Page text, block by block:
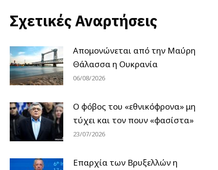
Σχετικές Αναρτήσεις
Απομονώνεται από την Μαύρη
Θάλασσα η Ουκρανία
06/08/2026
Ο φόβος του «εθνικόφρονα» μη
τύχει και τον πουν «φασίστα»
23/07/2026
Επαρχία των Βρυξελλών η